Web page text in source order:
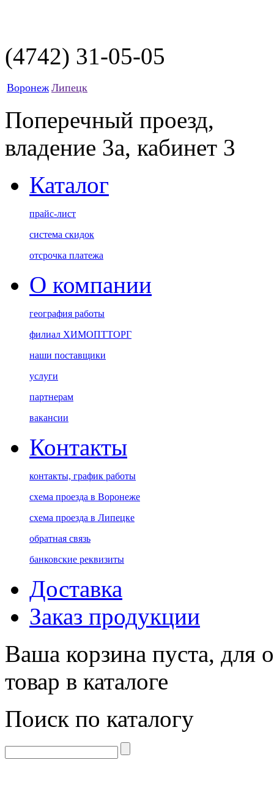
(4742) 31-05-05
Воронеж Липецк
Поперечный проезд,
владение 3а, кабинет 3
Каталог
прайс-лист
система скидок
отсрочка платежа
О компании
география работы
филиал ХИМОПТТОРГ
наши поставщики
услуги
партнерам
вакансии
Контакты
контакты, график работы
схема проезда в Воронеже
схема проезда в Липецке
обратная связь
банковские реквизиты
Доставка
Заказ продукции
Ваша корзина пуста, для
товар в каталоге
Поиск по каталогу